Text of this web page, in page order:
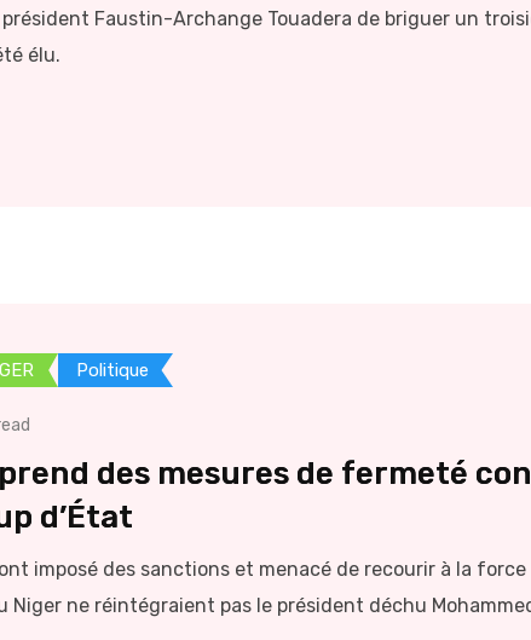
Faustin-Archange Touadera de briguer un
élu.
Politique
prend des mesures de fermeté
d’État
imposé des sanctions et menacé de recourir à la force
Niger ne réintégraient pas le président déchu